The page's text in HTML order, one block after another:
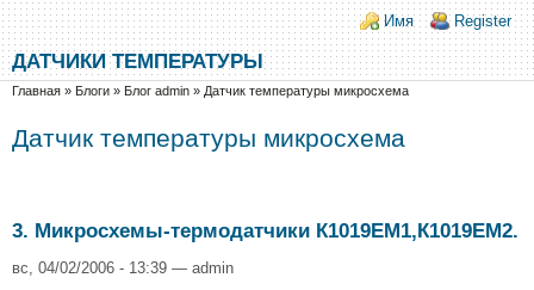
Перейти к основному содержанию
Skip to search
Login links
Имя Register
ДАТЧИКИ ТЕМПЕРАТУРЫ
Вы здесь
Главная » Блоги » Блог admin » Датчик температуры микросхема
Датчик температуры микросхема
3. Микросхемы-термодатчики К1019ЕМ1,К1019ЕМ2.
вс, 04/02/2006 - 13:39 — admin